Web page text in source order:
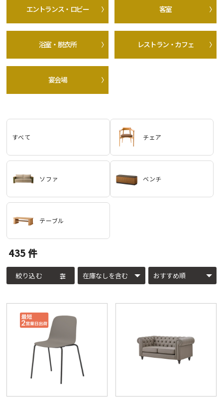
エントランス・ロビー 客室
浴室・脱衣所 レストラン・カフェ
宴会場
すべて チェア
ソファ ベンチ
テーブル
435件
絞り込む